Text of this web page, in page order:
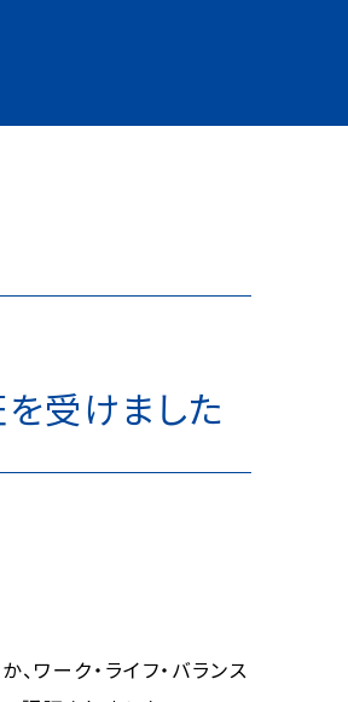
受けました
ワーク・ライフ・バランス